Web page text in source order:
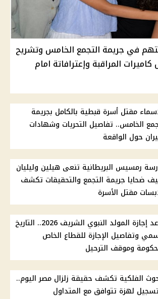
في جريمة التجمع الخامس وتشريح
المراقبة وإعترافاتة امام
مقتل أسرة قبطية بالكامل بجريمة
الخامس.. تفاصيل التحريات وشهادات
حول الواقعة
رمسيس البريطانية تنعى هيلين وليليان
ضحايا جريمة التجمع والتحقيقات تكشف
مقتل الأسرة
موعد إجازة المولد النبوي الشريف 2026.. التاريخ
وتفاصيل الإجازة للقطاع الخاص
وموقف الترحيل
الفلكية تكشف حقيقة زلزال مصر اليوم..
لهزة تتوافق مع المتداول